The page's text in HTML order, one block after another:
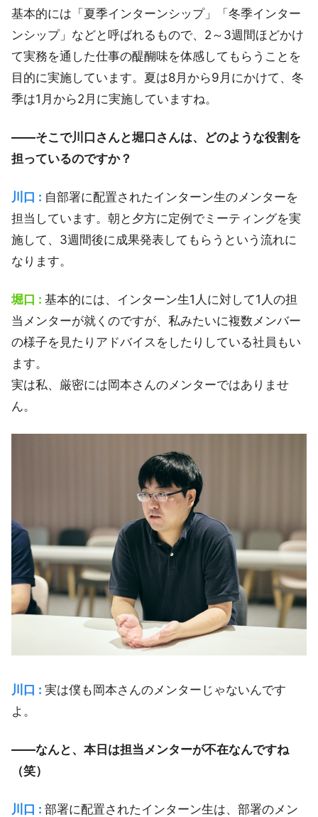
基本的には「夏季インターンシップ」「冬季インター
ンシップ」などと呼ばれるもので、2～3週間ほどかけ
て実務を通した仕事の醍醐味を体感してもらうことを
目的に実施しています。夏は8月から9月にかけて、冬
季は1月から2月に実施していますね。
――そこで川口さんと堀口さんは、どのような役割を
担っているのですか？
川口 : 自部署に配置されたインターン生のメンターを
担当しています。朝と夕方に定例でミーティングを実
施して、3週間後に成果発表してもらうという流れに
なります。
堀口 : 基本的には、インターン生1人に対して1人の担
当メンターが就くのですが、私みたいに複数メンバー
の様子を見たりアドバイスをしたりしている社員もい
ます。
実は私、厳密には岡本さんのメンターではありませ
ん。
川口 : 実は僕も岡本さんのメンターじゃないんです
よ。
――なんと、本日は担当メンターが不在なんですね
（笑）
川口 : 部署に配置されたインターン生は、部署のメン